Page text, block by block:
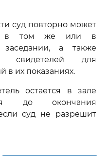
суд повторно может
в том же или в
а также
свидетелей для
в их показаниях.
остается в зале
до окончания
суд не разрешит